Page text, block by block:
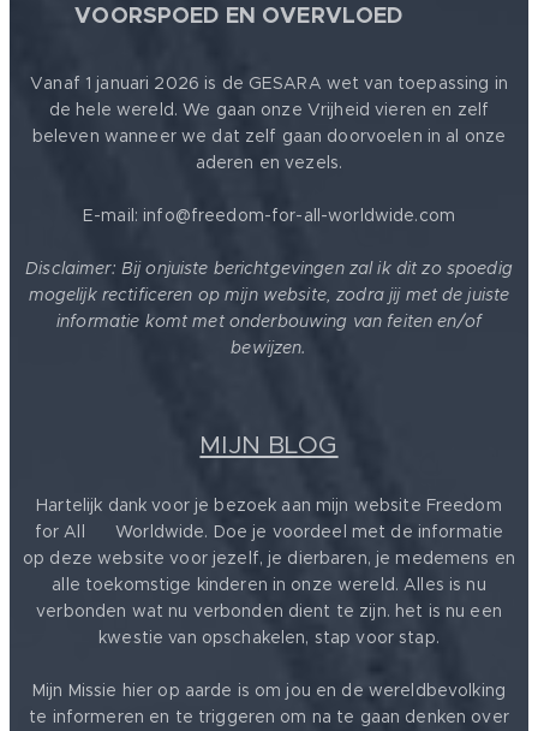
VOORSPOED EN OVERVLOED
Vanaf 1 januari 2026 is de GESARA wet van toepassing in
de hele wereld. We gaan onze Vrijheid vieren en zelf
beleven wanneer we dat zelf gaan doorvoelen in al onze
aderen en vezels.
E-mail: info@freedom-for-all-worldwide.com
Disclaimer: Bij onjuiste berichtgevingen zal ik dit zo spoedig
mogelijk rectificeren op mijn website, zodra jij met de juiste
informatie komt met onderbouwing van feiten en/of
bewijzen.
MIJN BLOG
Hartelijk dank voor je bezoek aan mijn website Freedom
for All ❤️ Worldwide. Doe je voordeel met de informatie
op deze website voor jezelf, je dierbaren, je medemens en
alle toekomstige kinderen in onze wereld. Alles is nu
verbonden wat nu verbonden dient te zijn. het is nu een
kwestie van opschakelen, stap voor stap.
Mijn Missie hier op aarde is om jou en de wereldbevolking
te informeren en te triggeren om na te gaan denken over